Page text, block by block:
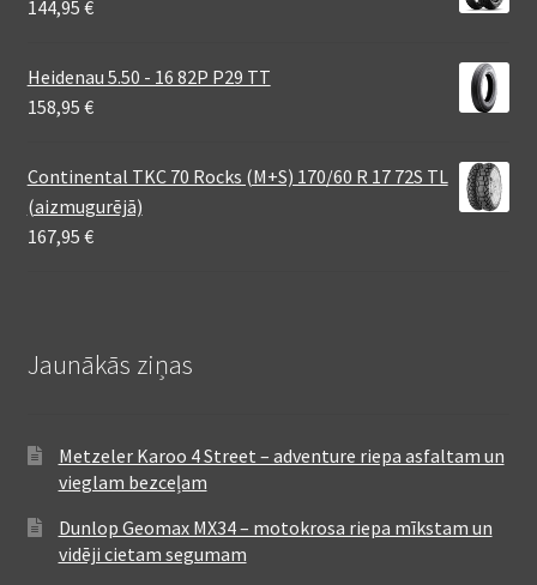
144,95 €
Heidenau 5.50 - 16 82P P29 TT
158,95 €
Continental TKC 70 Rocks (M+S) 170/60 R 17 72S TL
(aizmugurējā)
167,95 €
Jaunākās ziņas
Metzeler Karoo 4 Street – adventure riepa asfaltam un
vieglam bezceļam
Dunlop Geomax MX34 – motokrosa riepa mīkstam un
vidēji cietam segumam